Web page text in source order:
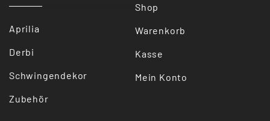
Aprilia
Derbi
Schwingendekor
Zubehör
Shop
Warenkorb
Kasse
Mein Konto